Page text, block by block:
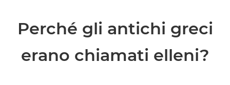
Perché gli antichi greci
erano chiamati elleni?